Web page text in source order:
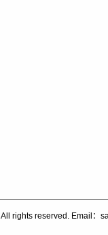
All rights reserved. Email：